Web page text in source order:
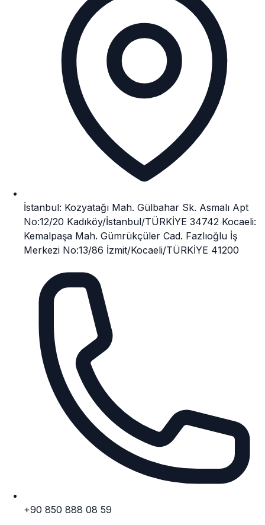
İstanbul: Kozyatağı Mah. Gülbahar Sk. Asmalı Apt
No:12/20 Kadıköy/İstanbul/TÜRKİYE 34742 Kocaeli:
Kemalpaşa Mah. Gümrükçüler Cad. Fazlıoğlu İş
Merkezi No:13/86 İzmit/Kocaeli/TÜRKİYE 41200
+90 850 888 08 59